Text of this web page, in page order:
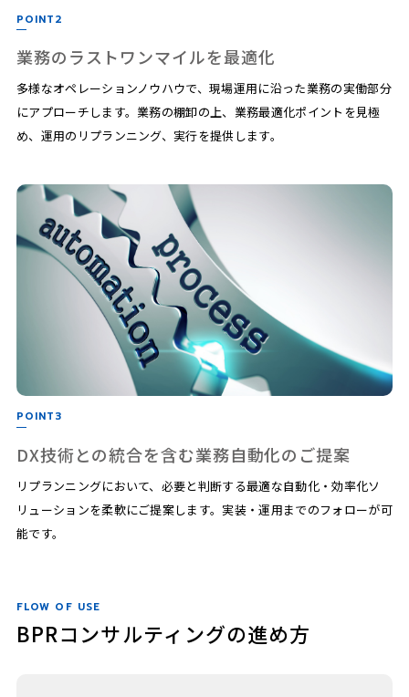
POINT2
業務のラストワンマイルを最適化
多様なオペレーションノウハウで、現場運用に沿った業務の実働部分
にアプローチします。業務の棚卸の上、業務最適化ポイントを見極
め、運用のリプランニング、実行を提供​します。
POINT3
DX技術との統合を含む業務自動化のご提案
リプランニングにおいて、必要と判断する最適な自動化・効率化ソ
リューションを柔軟にご提案します。実装・運用までのフォローが可
能です。
FLOW OF USE
BPRコンサルティングの進め方